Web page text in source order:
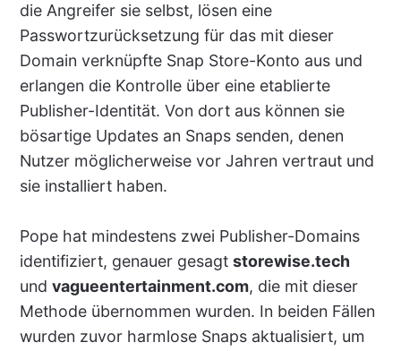
die Angreifer sie selbst, lösen eine
Passwortzurücksetzung für das mit dieser
Domain verknüpfte Snap Store-Konto aus und
erlangen die Kontrolle über eine etablierte
Publisher-Identität. Von dort aus können sie
bösartige Updates an Snaps senden, denen
Nutzer möglicherweise vor Jahren vertraut und
sie installiert haben.
Pope hat mindestens zwei Publisher-Domains
identifiziert, genauer gesagt storewise.tech
und vagueentertainment.com, die mit dieser
Methode übernommen wurden. In beiden Fällen
wurden zuvor harmlose Snaps aktualisiert, um